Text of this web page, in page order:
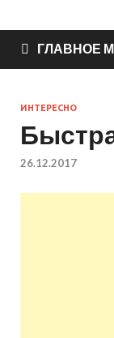
вентиляции,
ГЛАВНОЕ
ИНТЕРЕСНО
26.12.2017